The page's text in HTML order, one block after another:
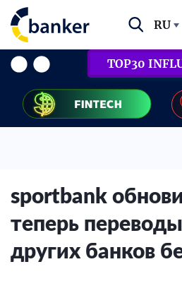
RU
TOP30
sportbank
теперь
других банков